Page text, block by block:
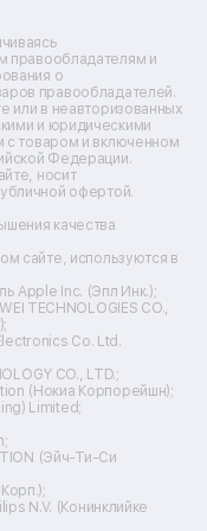
питания
правообладателям и
о
правообладателей.
или в неавторизованных
и юридическими
с товаром и включенном
Федерации.
носит
офертой.
качества
сайте, используются в
Apple Inc. (Эпл Инк.);
TECHNOLOGIES CO.,
Co. Ltd.
CO., LTD.;
(Нокиа Корпорейшн);
Limited;
(Эйч-Ти-Си
N.V. (Конинклийке